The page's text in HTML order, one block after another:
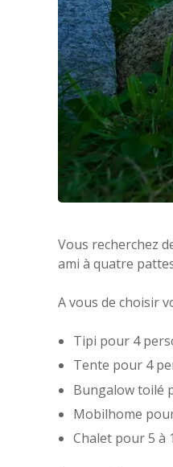
Vous recherchez
ami à quatre
A vous de choisir
Tipi pour 4
Tente pour 4
Bungalow toilé
Mobilhome
Chalet pour 5 à